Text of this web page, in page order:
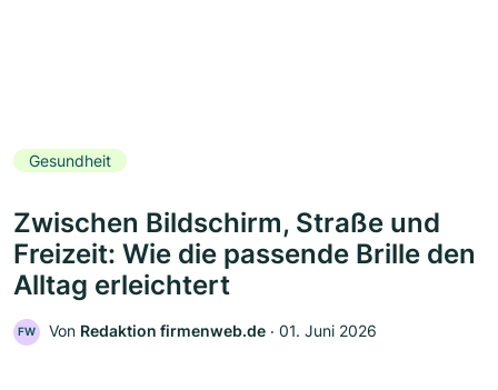
Gesundheit
Zwischen Bildschirm, Straße und
Freizeit: Wie die passende Brille den
Alltag erleichtert
FW Von Redaktion firmenweb.de ‧ 01. Juni 2026